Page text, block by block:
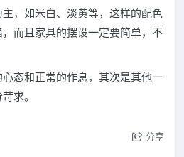
，如米白、淡黄等，这样的配色
而且家具的摆设一定要简单，不
态和正常的作息，其次是其他一
求。
分享